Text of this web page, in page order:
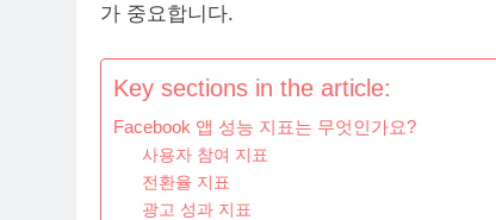
가 중요합니다.
Key sections in the article:
Facebook 앱 성능 지표는 무엇인가요?
사용자 참여 지표
전환율 지표
광고 성과 지표